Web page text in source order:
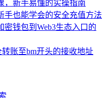
，新手易懂的实操指南
手也能学会的安全充值方法
密钱包到Web3生态入口的
账至bm开头的接收地址